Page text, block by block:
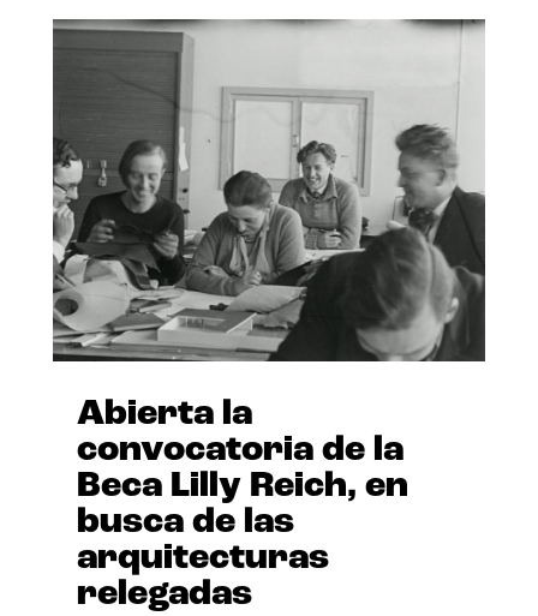
Abierta la
convocatoria de la
Beca Lilly Reich, en
busca de las
arquitecturas
relegadas